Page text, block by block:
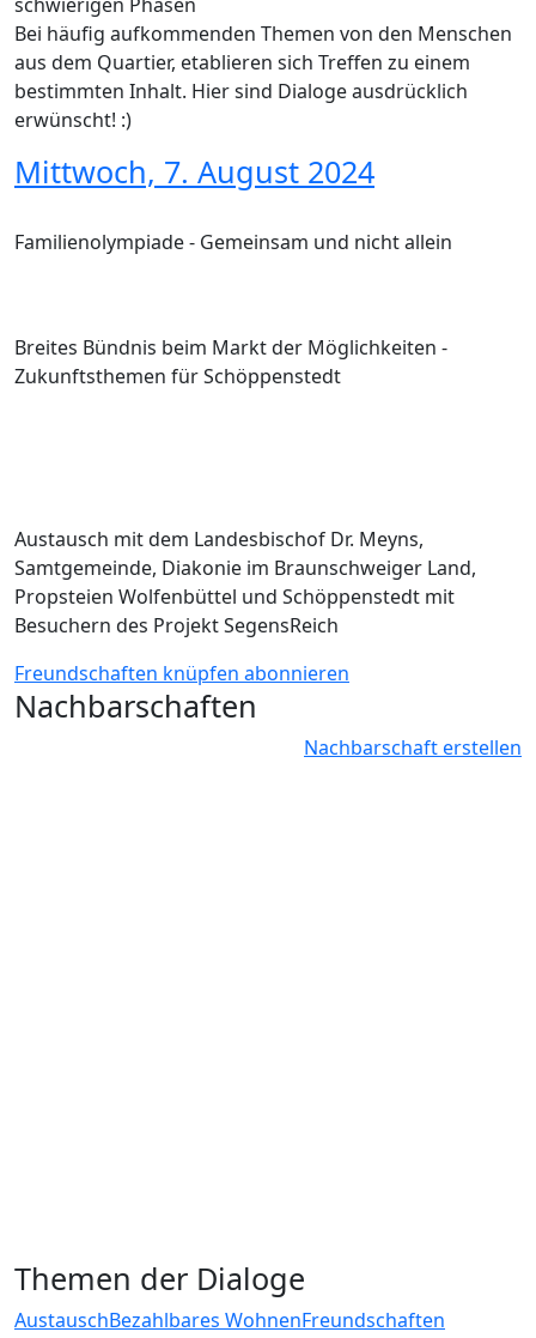
Bei häufig aufkommenden Themen von den Menschen
aus dem Quartier, etablieren sich Treffen zu einem
bestimmten Inhalt. Hier sind Dialoge ausdrücklich
erwünscht! :)
Mittwoch, 7. August 2024
Familienolympiade - Gemeinsam und nicht allein
Breites Bündnis beim Markt der Möglichkeiten -
Zukunftsthemen für Schöppenstedt
Austausch mit dem Landesbischof Dr. Meyns,
Samtgemeinde, Diakonie im Braunschweiger Land,
Propsteien Wolfenbüttel und Schöppenstedt mit
Besuchern des Projekt SegensReich
Freundschaften knüpfen abonnieren
Nachbarschaften
Nachbarschaft erstellen
Themen der Dialoge
AustauschBezahlbares WohnenFreundschaften